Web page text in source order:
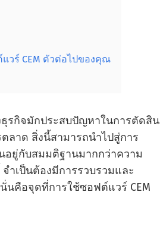
วร์ CEM ตัวต่อไปของคุณ
ธุรกิจมักประสบปัญหาในการตัดสิน
าด สิ่งนี้สามารถนําไปสู่การ
อยู่กับสมมติฐานมากกว่าความ
าเป็นต้องมีการรวบรวมและ
นคือจุดที่การใช้ซอฟต์แวร์ CEM